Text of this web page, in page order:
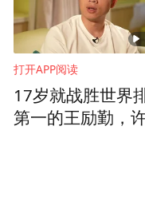
打开APP阅读
17岁就战胜世界
第一的王励勤，